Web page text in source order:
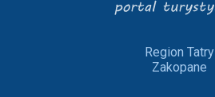
Region Tatry
Zakopane